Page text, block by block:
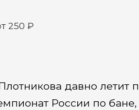
250 ₽
давно летит
России по